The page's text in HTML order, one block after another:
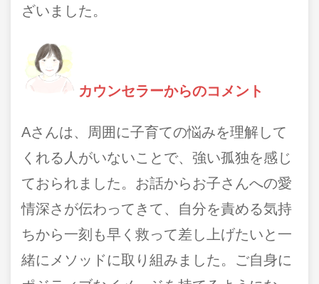
ざいました。
カウンセラーからのコメント
Aさんは、周囲に子育ての悩みを理解して
くれる人がいないことで、強い孤独を感じ
ておられました。お話からお子さんへの愛
情深さが伝わってきて、自分を責める気持
ちから一刻も早く救って差し上げたいと一
緒にメソッドに取り組みました。ご自身に